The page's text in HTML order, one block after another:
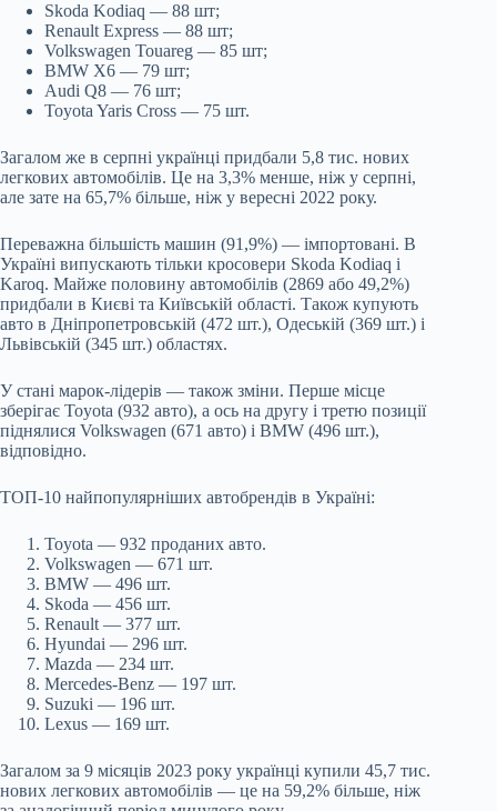
Skoda Kodiaq — 88 шт;
Renault Express — 88 шт;
Volkswagen Touareg — 85 шт;
BMW X6 — 79 шт;
Audi Q8 — 76 шт;
Toyota Yaris Cross — 75 шт.
Загалом же в серпні українці придбали 5,8 тис. нових
легкових автомобілів. Це на 3,3% менше, ніж у серпні,
але зате на 65,7% більше, ніж у вересні 2022 року.
Переважна більшість машин (91,9%) — імпортовані. В
Україні випускають тільки кросовери Skoda Kodiaq і
Karoq. Майже половину автомобілів (2869 або 49,2%)
придбали в Києві та Київській області. Також купують
авто в Дніпропетровській (472 шт.), Одеській (369 шт.) і
Львівській (345 шт.) областях.
У стані марок-лідерів — також зміни. Перше місце
зберігає Toyota (932 авто), а ось на другу і третю позиції
піднялися Volkswagen (671 авто) і BMW (496 шт.),
відповідно.
ТОП-10 найпопулярніших автобрендів в Україні:
Toyota — 932 проданих авто.
Volkswagen — 671 шт.
BMW — 496 шт.
Skoda — 456 шт.
Renault — 377 шт.
Hyundai — 296 шт.
Mazda — 234 шт.
Mercedes-Benz — 197 шт.
Suzuki — 196 шт.
Lexus — 169 шт.
Загалом за 9 місяців 2023 року українці купили 45,7 тис.
нових легкових автомобілів — це на 59,2% більше, ніж